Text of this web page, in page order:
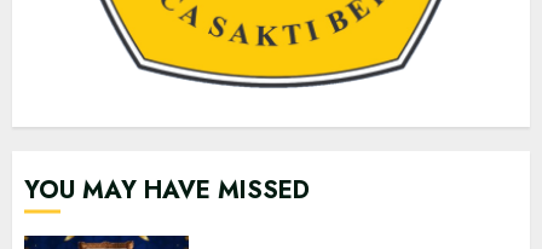
YOU MAY HAVE MISSED